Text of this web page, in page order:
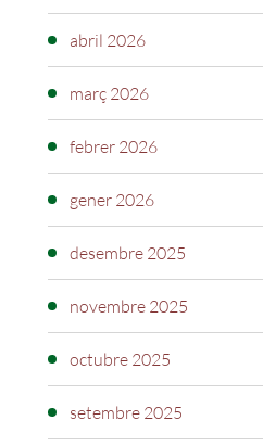
abril 2026
març 2026
febrer 2026
gener 2026
desembre 2025
novembre 2025
octubre 2025
setembre 2025